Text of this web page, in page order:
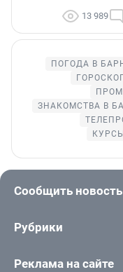
13 989
ПОГОДА В
ЗНАКОМСТВА В
Сообщить новость
Рубрики
Реклама на сайте